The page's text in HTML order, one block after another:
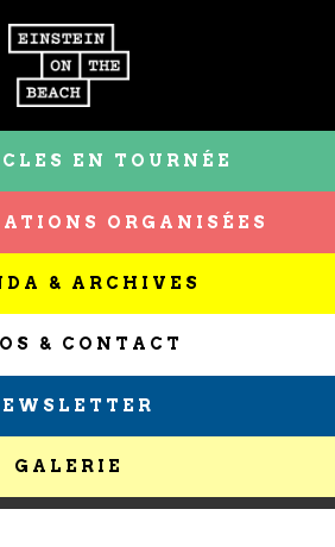
EN TOURNÉE
ORGANISÉES
& ARCHIVES
& CONTACT
GALERIE